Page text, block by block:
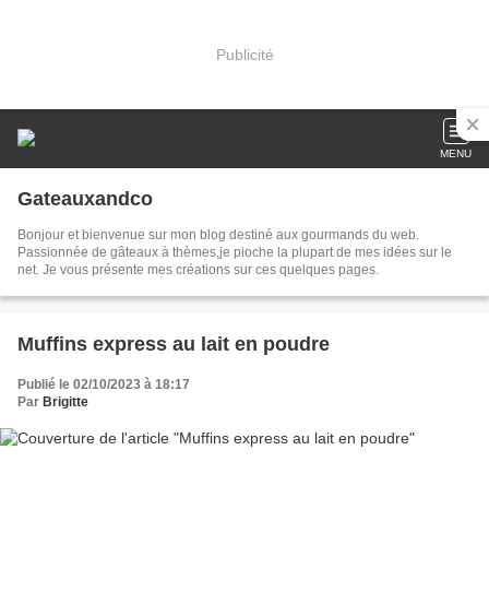
Publicité
MENU
Gateauxandco
Bonjour et bienvenue sur mon blog destiné aux gourmands du web.
Passionnée de gâteaux à thèmes,je pioche la plupart de mes idées sur le
net. Je vous présente mes créations sur ces quelques pages.
Muffins express au lait en poudre
Publié le 02/10/2023 à 18:17
Par Brigitte